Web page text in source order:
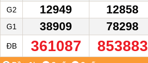
G2 12949 12858
G1 38909 78298
ĐB 361087 853883